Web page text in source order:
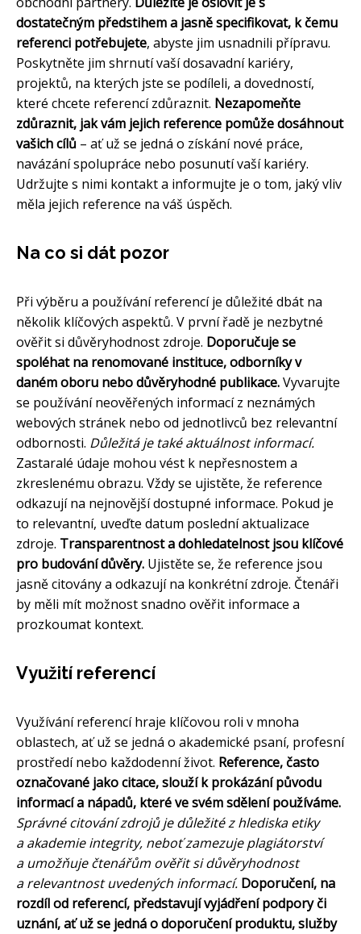
dostatečným předstihem a jasně specifikovat, k čemu
referenci potřebujete, abyste jim usnadnili přípravu.
Poskytněte jim shrnutí vaší dosavadní kariéry,
projektů, na kterých jste se podíleli, a dovedností,
které chcete referencí zdůraznit. Nezapomeňte
zdůraznit, jak vám jejich reference pomůže dosáhnout
vašich cílů – ať už se jedná o získání nové práce,
navázání spolupráce nebo posunutí vaší kariéry.
Udržujte s nimi kontakt a informujte je o tom, jaký vliv
měla jejich reference na váš úspěch.
Na co si dát pozor
Při výběru a používání referencí je důležité dbát na
několik klíčových aspektů. V první řadě je nezbytné
ověřit si důvěryhodnost zdroje. Doporučuje se
spoléhat na renomované instituce, odborníky v
daném oboru nebo důvěryhodné publikace.Vyvarujte
se používání neověřených informací z neznámých
webových stránek nebo od jednotlivců bez relevantní
odbornosti. Důležitá je také aktuálnost informací.
Zastaralé údaje mohou vést k nepřesnostem a
zkreslenému obrazu. Vždy se ujistěte, že reference
odkazují na nejnovější dostupné informace. Pokud je
to relevantní, uveďte datum poslední aktualizace
zdroje. Transparentnost a dohledatelnost jsou klíčové
pro budování důvěry. Ujistěte se, že reference jsou
jasně citovány a odkazují na konkrétní zdroje. Čtenáři
by měli mít možnost snadno ověřit informace a
prozkoumat kontext.
Využití referencí
Využívání referencí hraje klíčovou roli v mnoha
oblastech, ať už se jedná o akademické psaní, profesní
prostředí nebo každodenní život. Reference, často
označované jako citace, slouží k prokázání původu
informací a nápadů, které ve svém sdělení používáme.
Správné citování zdrojů je důležité z hlediska etiky
a akademie integrity, neboť zamezuje plagiátorství
a umožňuje čtenářům ověřit si důvěryhodnost
a relevantnost uvedených informací. Doporučení, na
rozdíl od referencí, představují vyjádření podpory či
uznání, ať už se jedná o doporučení produktu, služby